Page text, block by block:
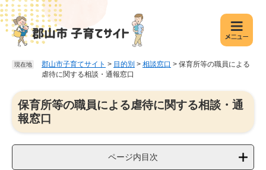
ペ
ー
ジ
メ
ニ
ュ
現在地 郡山市子育てサイト > 目的別 > 相談窓口 > 保育所等の職員による
虐待に関する相談・通報窓口
本
文保育所等の職員による虐待に関する相談・通
報窓口
ページ内目次